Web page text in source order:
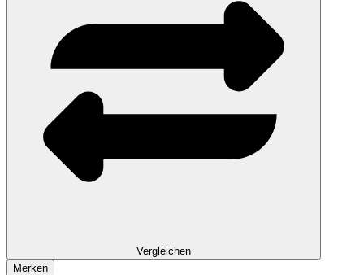
Vergleichen
Merken